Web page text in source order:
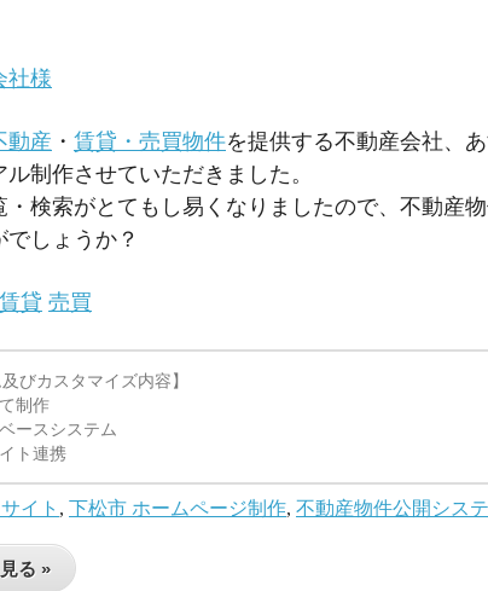
社様
動産 ・ 賃貸・売買物件を提供する不動産会社、
制作させていただきました。
検索がとてもし易くなりましたので、不動産
でしょうか？
賃貸 売買
びカスタマイズ内容】
制作
ースシステム
ト連携
イト , 下松市 ホームページ制作, 不動産物件公開シス
る »